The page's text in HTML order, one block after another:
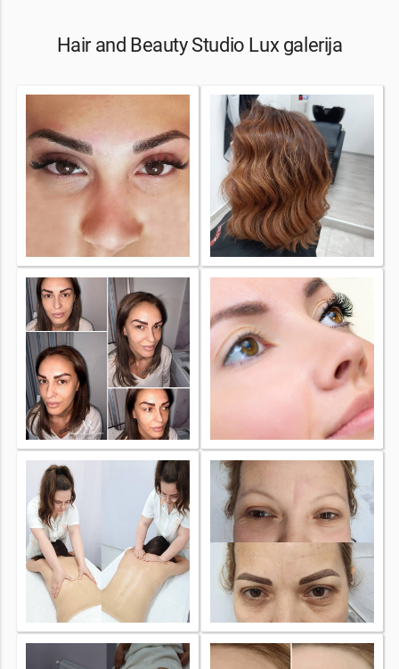
Hair and Beauty Studio Lux galerija